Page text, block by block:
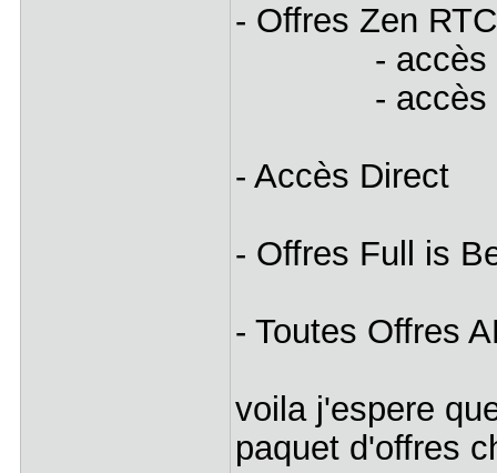
- Offres Zen
- accès
- accès
- Accès
- Offres Full is
- Toutes
voila j'espere
paquet d'offres